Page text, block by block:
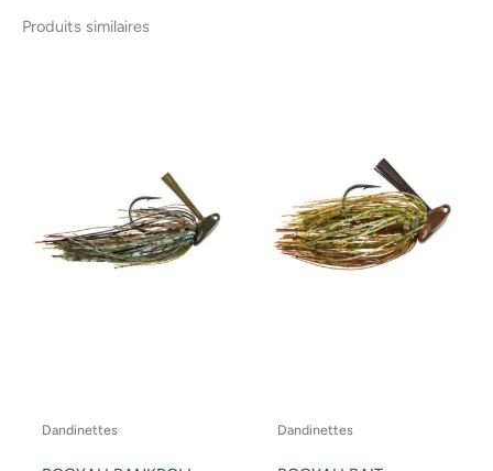
Produits similaires
Dandinettes Dandinettes